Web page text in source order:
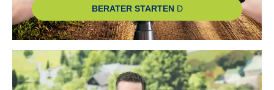
Enviolo 380
NABE VORDERRAD :
Novatec Disc 32H
BERATER STARTEN